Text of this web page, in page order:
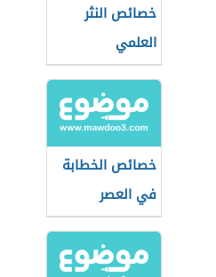
خصائص النثر
العلمي
خصائص الخطابة
في العصر
الجاهلي